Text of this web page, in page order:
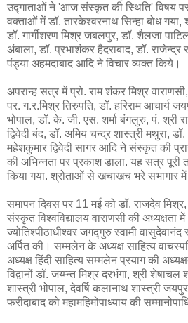
उद्गाताओं ने 'आज संस्कृत की स्थिति' विषय पर
वक्ताओं में डॉ. तारकेश्वरनाथ सिन्हा बोध
डॉ. गार्गीशरण मिश्र जबलपुर, डॉ. शैलजा
अंबाला, डॉ. प्रभाशंकर हैदराबाद, डॉ. राजेन्द्र
पंड्या अहमदाबाद आदि ने विचार व्यक्त किये।
अपरान्ह सत्र में प्रो. राम शंकर मिश्र
पर. ग.र.मिश्र तिरुपति, डॉ. हरिराम आचार्य
भोपाल, डॉ. के. जी. एस. शर्मा बंगलुरु, पं. श्री
द्विवेदी बंद, डॉ. अमिय चन्द्र शास्त्री मथुरा,
महेशकुमार द्विवेदी सागर आदि ने संस्कृत की
की अभिन्नता पर प्रकाश डाला. यह सत्र
किया गया. श्रोताओं से खचाखच भरे सभागार
समापन दिवस पर 11 मई को डॉ. राजदेव मिश्र,
संस्कृत विश्वविद्यालय वाराणसी की अध्यक्षता में
ज्योतिश्पीठाधीश्वर जगद्गुरु स्वामी
अर्पित की। सम्मलेन के अध्यक्ष साहित्य
अध्यक्ष हिंदी साहित्य सम्मलेन प्रयाग की
विद्वानों डॉ. जय्म्न्त मिश्र दरभंगा, श्री शेषाचल
शास्त्री भोपाल, देवर्षि कलानाथ शास्त्री
फरीदाबाद को महामहिमोपाध्याय की